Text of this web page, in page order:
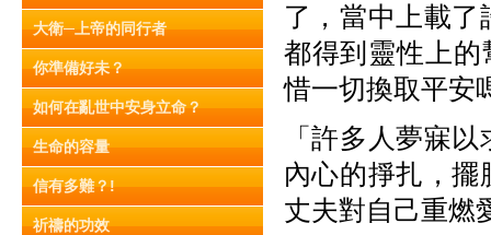
大衛─上帝的同行者
你準備好未？
如何在亂世中安身立命？
生命的容量
信有多難？!
祈禱的功效
了，當中上載
都得到靈性上
惜一切換取平安
「許多人夢寐
內心的掙扎，
丈夫對自己重燃